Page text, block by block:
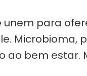
para
Microbioma,
bem estar.